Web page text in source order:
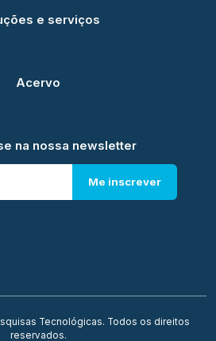
e serviços
Acervo
na nossa newsletter
Me inscrever
Tecnológicas. Todos os direitos
reservados.